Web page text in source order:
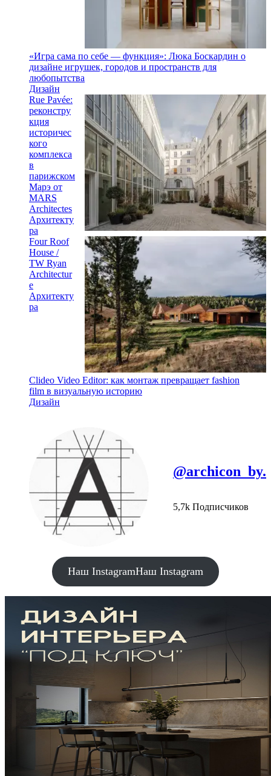
«Игра сама по себе — функция»: Люка Боскардин о
дизайне игрушек, городов и пространств для
любопытства
Дизайн
Rue Pavée:
реконстру
кция
историчес
кого
комплекса
в
парижском
Марэ от
MARS
Architectes
Архитекту
ра
Four Roof
House /
TW Ryan
Architectur
e
Архитекту
ра
Clideo Video Editor: как монтаж превращает fashion
film в визуальную историю
Дизайн
@archicon_by.
5,7k Подписчиков
Наш InstagramНаш Instagram